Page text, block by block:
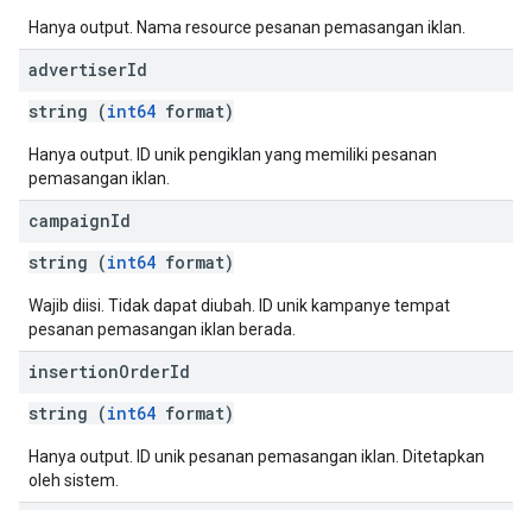
Hanya output. Nama resource pesanan pemasangan iklan.
advertiserId
string (int64 format)
Hanya output. ID unik pengiklan yang memiliki pesanan
pemasangan iklan.
campaignId
string (int64 format)
Wajib diisi. Tidak dapat diubah. ID unik kampanye tempat
pesanan pemasangan iklan berada.
insertionOrderId
string (int64 format)
Hanya output. ID unik pesanan pemasangan iklan. Ditetapkan
oleh sistem.